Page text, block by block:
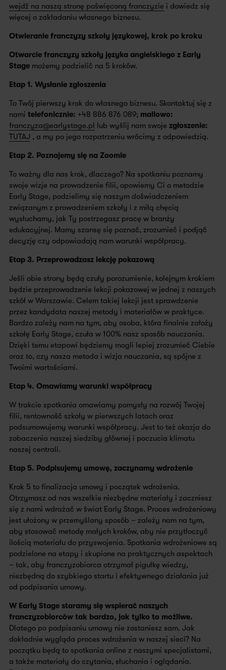
wejdź na naszą stronę poświęconą franczyzie i dowiedz się
więcej o zakładaniu własnego biznesu.
Otwieranie franczyzy szkoły językowej, krok po kroku
Otwarcie franczyzy szkoły języka angielskiego z Early
Stage możemy podzielić na 5 kroków.
Etap 1. Wysłanie zgłoszenia
To Twój pierwszy krok do własnego biznesu. Skontaktuj się z
nami telefonicznie: +48 886 876 089; mailowo:
franczyza@earlystage.pl lub wyślij nam swoje zgłoszenie:
TUTAJ , a my po jego rozpatrzeniu wrócimy z odpowiedzią.
Etap 2. Poznajemy się na Zoomie
To ważny dla nas krok, dlaczego? Na spotkaniu poznamy
swoje wizje na prowadzenie filii, opowiemy Ci o metodzie
Early Stage, podzielimy się naszym doświadczeniem
związanym z prowadzeniem szkoły i z miłą chęcią
wysłuchamy, jak Ty postrzegasz pracę w branży
edukacyjnej. Mamy szansę się poznać, zrozumieć i podjąć
decyzję czy odpowiadają nam warunki współpracy.
Etap 3. Przeprowadzasz lekcję pokazową
Jeśli obie strony będą czuły porozumienie, kolejnym krokiem
będzie przeprowadzenie lekcji pokazowej w jednej z naszych
szkół w Warszawie. Celem takiej lekcji jest sprawdzenie
przez kandydata naszej metody i materiałów w praktyce.
Bardzo zależy nam na tym, aby osoba, która finalnie założy
szkołę Early Stage, czuła w 100% nasz sposób nauczania.
Dzięki temu etapowi będziemy mogli lepiej zrozumieć Ciebie
oraz to, czy nasza metoda i wizja nauczania, są spójne z
Twoimi wartościami.
Etap 4. Omawiamy warunki współpracy
W trakcie spotkania omawiamy pomysły na rozwój Twojej
filii, rentowność szkoły w pierwszych latach oraz
podsumowujemy warunki współpracy. Jest to też okazja do
zobaczenia naszej siedziby głównej i poczucia klimatu
naszej centrali.
Etap 5. Podpisujemy umowę, zaczynamy wdrożenie
Krok 5 to finalizacja umowy i początek wdrożenia.
Otrzymasz od nas wszelkie niezbędne materiały i zaczniesz
się z nami wdrażać w świat Early Stage. Proces wdrożeniowy
jest ułożony w przemyślany sposób – zależy nam na tym,
aby stosować metodę małych kroków, aby nie przytłoczyć
ilością materiału do przyswojenia. Spotkania wdrożeniowe są
podzielone na etapy i skupione na praktycznych aspektach
– tak, aby franczyzobiorca otrzymał pigułkę wiedzy,
niezbędną do szybkiego startu i efektywnego działania już
od podpisania umowy.
W Early Stage staramy się wspierać naszych
franczyzobiorców tak bardzo, jak tylko to możliwe.
Dlatego po podpisaniu umowy nie zostaniesz sam. Jak
dokładnie wygląda proces wdrożenia w naszej sieci? Na
początku będą to spotkania online z naszymi specjalistami,
a także materiały do czytania, słuchania i oglądania.